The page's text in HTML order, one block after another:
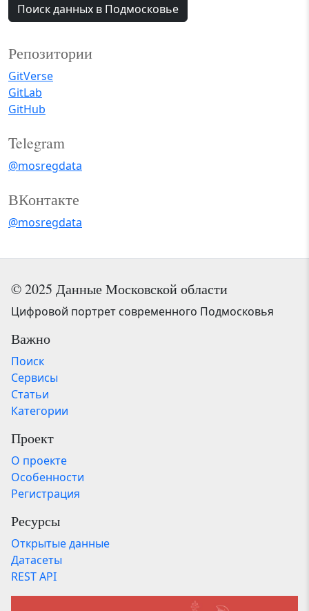
Поиск данных в Подмосковье
Репозитории
GitVerse
GitLab
GitHub
Telegram
@mosregdata
ВКонтакте
@mosregdata
© 2025 Данные Московской области
Цифровой портрет современного Подмосковья
Важно
Поиск
Сервисы
Статьи
Категории
Проект
О проекте
Особенности
Регистрация
Ресурсы
Открытые данные
Датасеты
REST API